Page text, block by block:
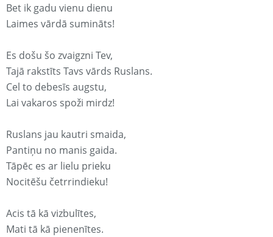
Bet ik gadu vienu dienu
Laimes vārdā sumināts!
Es došu šo zvaigzni Tev,
Tajā rakstīts Tavs vārds Ruslans.
Cel to debesīs augstu,
Lai vakaros spoži mirdz!
Ruslans jau kautri smaida,
Pantiņu no manis gaida.
Tāpēc es ar lielu prieku
Nocitēšu četrrindieku!
Acis tā kā vizbulītes,
Mati tā kā pienenītes.